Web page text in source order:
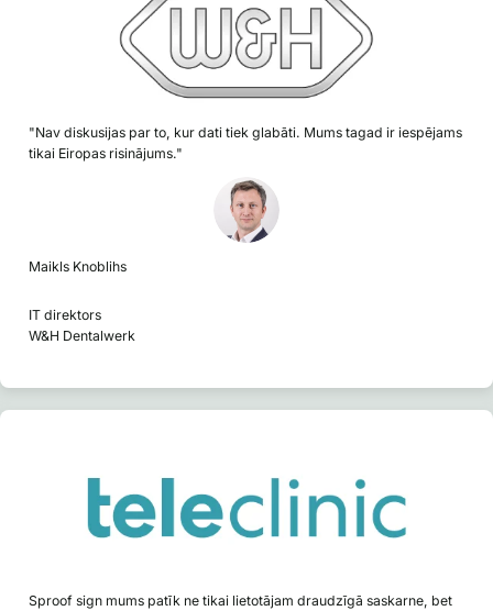
"Nav diskusijas par to, kur dati tiek glabāti. Mums tagad ir iespējams
tikai Eiropas risinājums."
Maikls Knoblihs
IT direktors
W&H Dentalwerk
Sproof sign mums patīk ne tikai lietotājam draudzīgā saskarne, bet